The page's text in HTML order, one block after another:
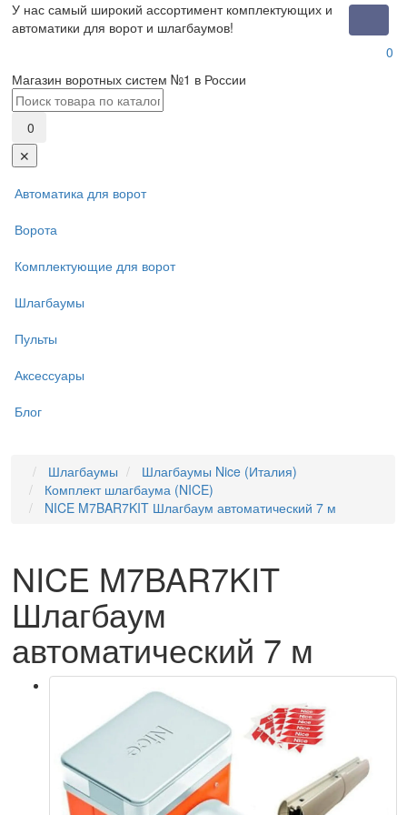
У нас самый широкий ассортимент комплектующих и
автоматики для ворот и шлагбаумов!
0
Магазин воротных систем №1 в России
0
✕
Автоматика для ворот
Ворота
Комплектующие для ворот
Шлагбаумы
Пульты
Аксессуары
Блог
Шлагбаумы
Шлагбаумы Nice (Италия)
Комплект шлагбаума (NICE)
NICE M7BAR7KIT Шлагбаум автоматический 7 м
NICE M7BAR7KIT
Шлагбаум
автоматический 7 м